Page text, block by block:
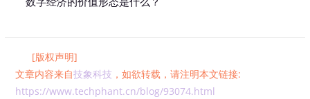
[版权声明]
文章内容来自技象科技 ，如欲转载，请注明本文链接:
https://www.techphant.cn/blog/93074.html